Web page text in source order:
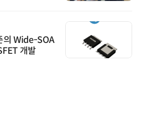
의 Wide-SOA
개발